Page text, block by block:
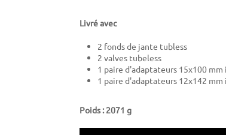
Livré avec
2 fonds de jante tubless
2 valves tubeless
1 paire d'adaptateurs 15x100
1 paire d'adaptateurs 12x142
Poids : 2071 g